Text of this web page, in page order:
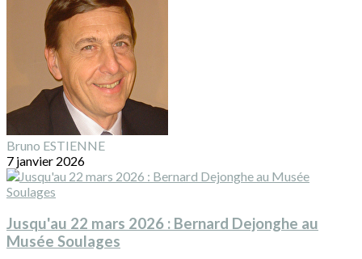
Bruno ESTIENNE
7 janvier 2026
Jusqu'au 22 mars 2026 : Bernard Dejonghe au
Musée Soulages